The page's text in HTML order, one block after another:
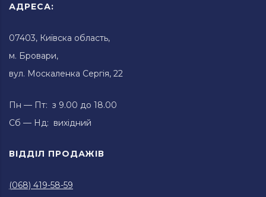
АДРЕСА:
07403, Київска область,
м. Бровари,
вул. Москаленка Сергія, 22
Пн — Пт: з 9.00 до 18.00
Сб — Нд: вихідний
ВІДДІЛ ПРОДАЖІВ
(068) 419-58-59